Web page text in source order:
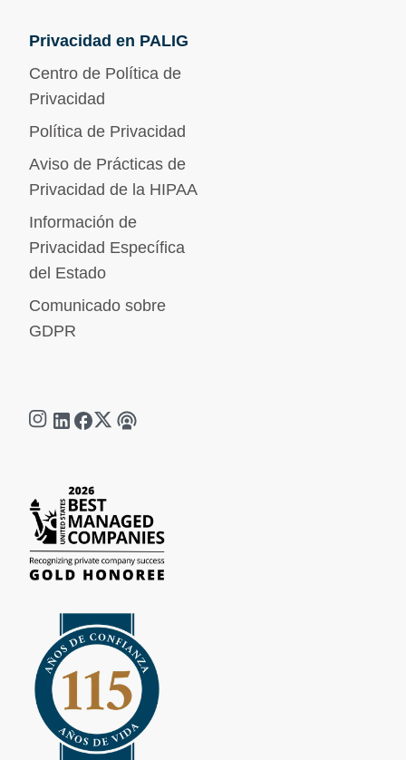
Privacidad en PALIG
Centro de Política de
Privacidad
Política de Privacidad
Aviso de Prácticas de
Privacidad de la HIPAA
Información de
Privacidad Específica
del Estado
Comunicado sobre
GDPR